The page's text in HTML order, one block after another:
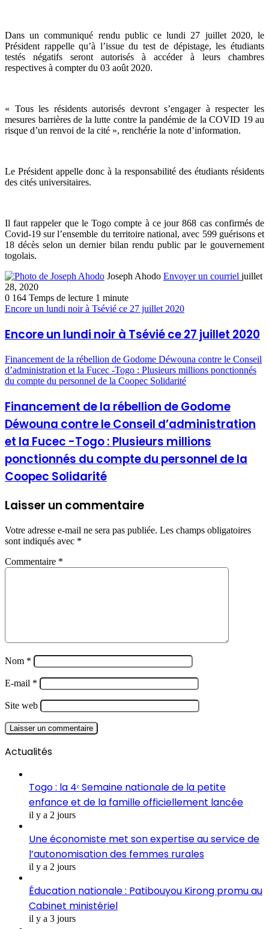
Dans un communiqué rendu public ce lundi 27 juillet 2020, le
Président rappelle qu’à l’issue du test de dépistage, les étudiants
testés négatifs seront autorisés à accéder à leurs chambres
respectives à compter du 03 août 2020.
« Tous les résidents autorisés devront s’engager à respecter les
mesures barrières de la lutte contre la pandémie de la COVID 19 au
risque d’un renvoi de la cité », renchérie la note d’information.
Le Président appelle donc à la responsabilité des étudiants résidents
des cités universitaires.
Il faut rappeler que le Togo compte à ce jour 868 cas confirmés de
Covid-19 sur l’ensemble du territoire national, avec 599 guérisons et
18 décès selon un dernier bilan rendu public par le gouvernement
togolais.
Joseph Ahodo Envoyer un courriel juillet
28, 2020
0 164 Temps de lecture 1 minute
Encore un lundi noir à Tsévié ce 27 juillet 2020
Encore un lundi noir à Tsévié ce 27 juillet 2020
Financement de la rébellion de Godome Déwouna contre le Conseil
d’administration et la Fucec -Togo : Plusieurs millions ponctionnés
du compte du personnel de la Coopec Solidarité
Financement de la rébellion de Godome
Déwouna contre le Conseil d’administration
et la Fucec -Togo : Plusieurs millions
ponctionnés du compte du personnel de la
Coopec Solidarité
Laisser un commentaire
Votre adresse e-mail ne sera pas publiée. Les champs obligatoires
sont indiqués avec *
Commentaire *
Nom *
E-mail *
Site web
Actualités
Togo : la 4ᵉ Semaine nationale de la petite
enfance et de la famille officiellement lancée
il y a 2 jours
Une économiste met son expertise au service de
l’autonomisation des femmes rurales
il y a 2 jours
Éducation nationale : Patibouyou Kirong promu au
Cabinet ministériel
il y a 3 jours